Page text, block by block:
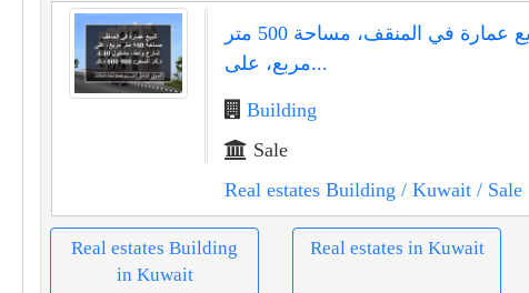
للبيع عمارة في المنقف، مساحة 500 متر
مربع، على...
Building
Sale
Real estates Building / Kuwait/ Sale
Real estates Building
in Kuwait
Real estates in Kuwait